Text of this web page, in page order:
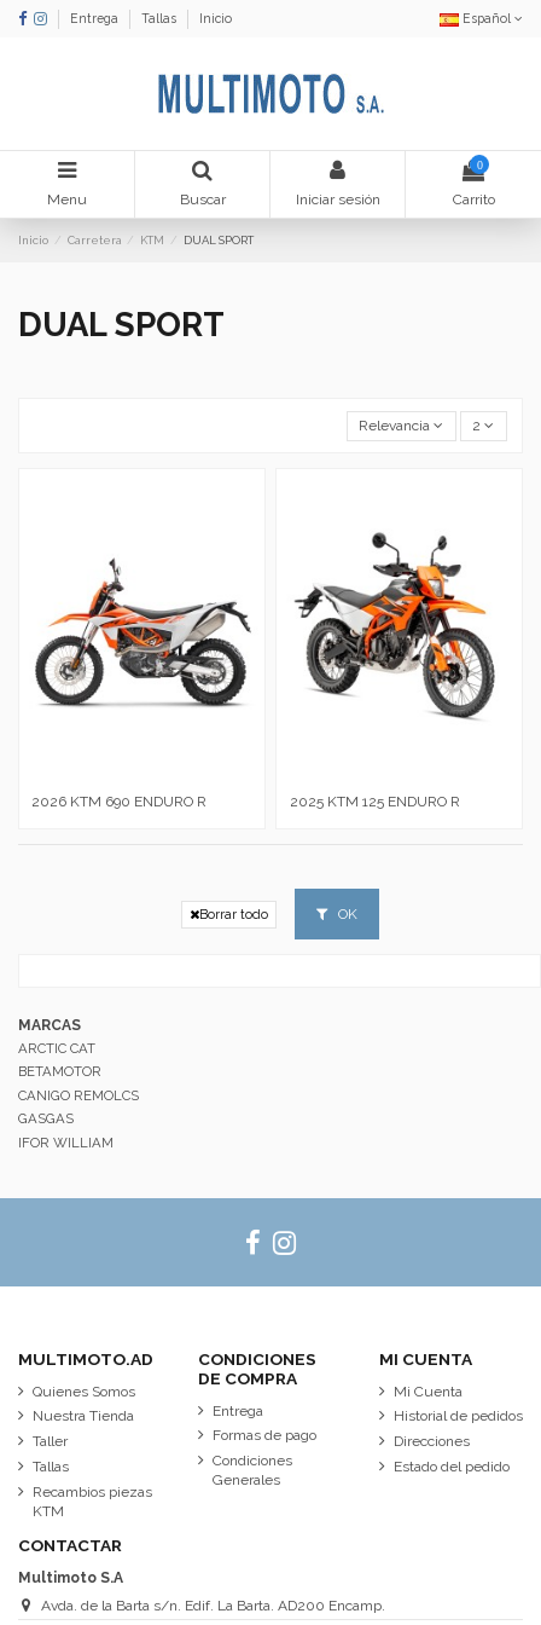
Entrega Tallas Inicio Español
Menu Buscar Iniciar sesión
0
Carrito
Inicio Carretera KTM DUAL SPORT
DUAL SPORT
Relevancia 2
2026 KTM 690 ENDURO R 2025 KTM 125 ENDURO R
Borrar todo OK
MARCAS
ARCTIC CAT
BETAMOTOR
CANIGO REMOLCS
GASGAS
IFOR WILLIAM
MULTIMOTO.AD
Quienes Somos
Nuestra Tienda
Taller
Tallas
Recambios piezas
KTM
CONDICIONES
DE COMPRA
Entrega
Formas de pago
Condiciones
Generales
MI CUENTA
Mi Cuenta
Historial de pedidos
Direcciones
Estado del pedido
CONTACTAR
Multimoto S.A
Avda. de la Barta s/n. Edif. La Barta. AD200 Encamp.